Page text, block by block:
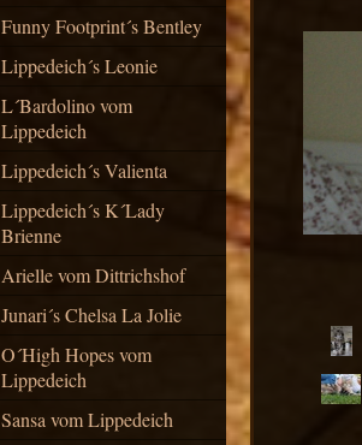
Funny Footprint´s Bentley
Lippedeich´s Leonie
L´Bardolino vom
Lippedeich
Lippedeich´s Valienta
Lippedeich´s K´Lady
Brienne
Arielle vom Dittrichshof
Junari´s Chelsa La Jolie
O´High Hopes vom
Lippedeich
Sansa vom Lippedeich